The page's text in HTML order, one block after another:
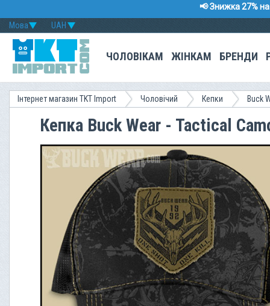
📢 Знижка 27%
UAH
Мова
ЧОЛОВІКАМ ЖІНКАМ БРЕНДИ
Інтернет магазин TKT Import Чоловічий Кепки Buck
Кепка Buck Wear - Tactical